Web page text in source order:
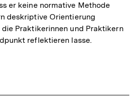
er keine normative Methode
deskriptive Orientierung
Praktikerinnen und Praktikern
reflektieren lasse.